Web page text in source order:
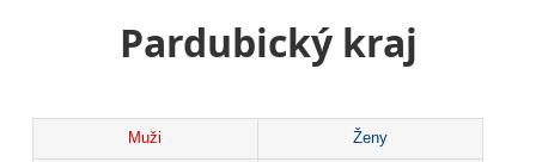
Pardubický kraj
Muži Ženy